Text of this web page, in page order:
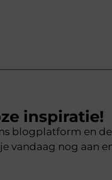
inspiratie!
blogplatform en
vandaag nog aan